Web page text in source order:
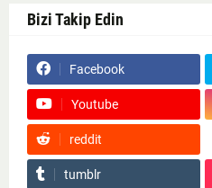
Bizi Takip Edin
Facebook
Youtube
reddit
tumblr